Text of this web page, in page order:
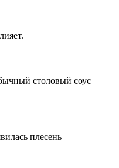
столовый соус
плесень —